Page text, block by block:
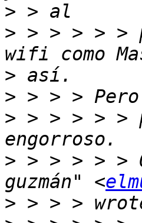
>
> > > > > >
>
>
> > > > > >
> > > > > >
guzmán" <
>